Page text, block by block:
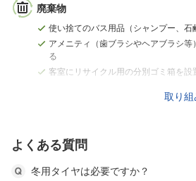
廃棄物
使い捨てのバス用品（シャンプー、
アメニティ（歯ブラシやヘアブラシ
る
客室にリサイクル用の分別ゴミ箱を設
取り組
よくある質問
冬用タイヤは必要ですか？